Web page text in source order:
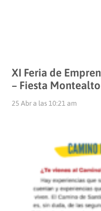
XI Feria de
– Fiesta
25 Abr a las 10:21 am